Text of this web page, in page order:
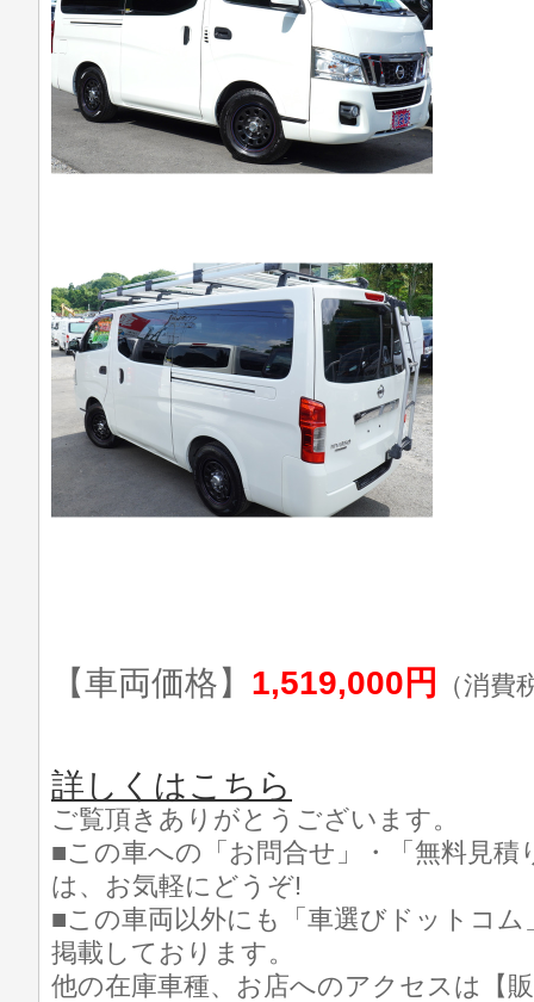
【車両価格】 1,519,000円 （消費
詳しくはこちら
ご覧頂きありがとうございます。
■この車への「お問合せ」・「無料見積
は、お気軽にどうぞ!
■この車両以外にも「車選びドットコ
掲載しております。
他の在庫車種、お店へのアクセスは【